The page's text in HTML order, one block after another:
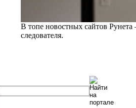
В топе новостных сайтов Рунета
следователя.